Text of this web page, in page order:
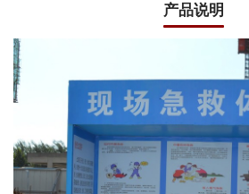
产品说明